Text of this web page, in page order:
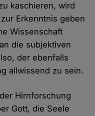
kaschieren, wird
Erkenntnis geben
Wissenschaft
die subjektiven
der ebenfalls
allwissend zu sein.
Hirnforschung
Gott, die Seele